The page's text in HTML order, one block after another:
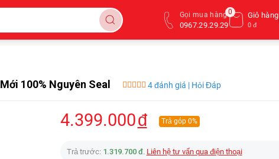
Gọi mua hàng
0967.29.29.29
Giỏ hàng
0 đ
0
Mới 100% Nguyên Seal 4 đánh giá | Hỏi Đáp
4.399.000đ Trả góp 0%
Trả trước: 1.319.700 đ. Liên hệ tư vấn qua điện thoại